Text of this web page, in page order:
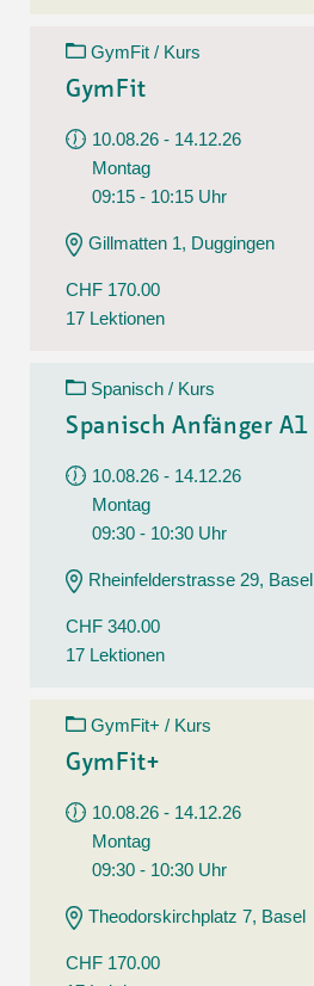
GymFit / Kurs
GymFit
10.08.26 - 14.12.26
Montag
09:15 - 10:15 Uhr
Gillmatten 1, Duggingen
CHF 170.00
17 Lektionen
Spanisch / Kurs
Spanisch Anfänger A1
10.08.26 - 14.12.26
Montag
09:30 - 10:30 Uhr
Rheinfelderstrasse 29, Basel
CHF 340.00
17 Lektionen
GymFit+ / Kurs
GymFit+
10.08.26 - 14.12.26
Montag
09:30 - 10:30 Uhr
Theodorskirchplatz 7, Basel
CHF 170.00